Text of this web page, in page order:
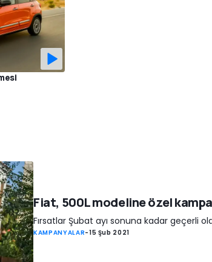
Fiat, 500L modeline özel
Fırsatlar Şubat ayı sonuna kadar geçerli
KAMPANYALAR-15 Şub 2021